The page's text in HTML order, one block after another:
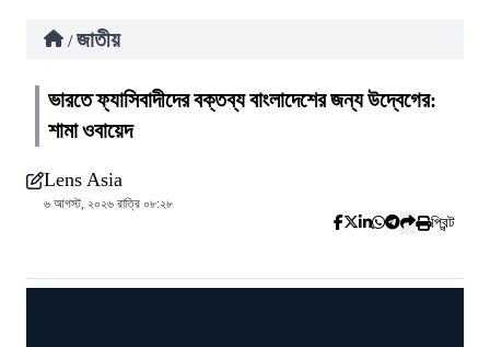
/ জাতীয়
ভারতে ফ্যাসিবাদীদের বক্তব্য বাংলাদেশের জন্য উদ্বেগের:
শামা ওবায়েদ
Lens Asia
৬ আগস্ট, ২০২৬ রাত্রি ০৮:২৮
প্রিন্ট